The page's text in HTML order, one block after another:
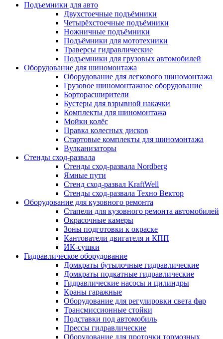
Подъемники для авто
Двухстоечные подъёмники
Четырёхстоечные подъёмники
Ножничные подъёмники
Подъёмники для мототехники
Траверсы гидравлические
Подъемники для грузовых автомобилей
Оборудование для шиномонтажа
Оборудование для легкового шиномонтажа
Грузовое шиномонтажное оборудование
Борторасширители
Бустеры для взрывной накачки
Комплекты для шиномонтажа
Мойки колёс
Правка колесных дисков
Стартовые комплекты для шиномонтажа
Вулканизаторы
Стенды сход-развала
Стенды сход-развала Nordberg
Ямные пути
Стенд сход-развал KraftWell
Стенды сход-развала Техно Вектор
Оборудование для кузовного ремонта
Стапели для кузовного ремонта автомобилей
Окрасочные камеры
Зоны подготовки к окраске
Кантователи двигателя и КПП
ИК-сушки
Гидравлическое оборудование
Домкраты бутылочные гидравлические
Домкраты подкатные гидравлические
Гидравлические насосы и цилиндры
Краны гаражные
Оборудование для регулировки света фар
Трансмиссионные стойки
Подставки под автомобиль
Прессы гидравлические
Оборудование для проточки тормозных